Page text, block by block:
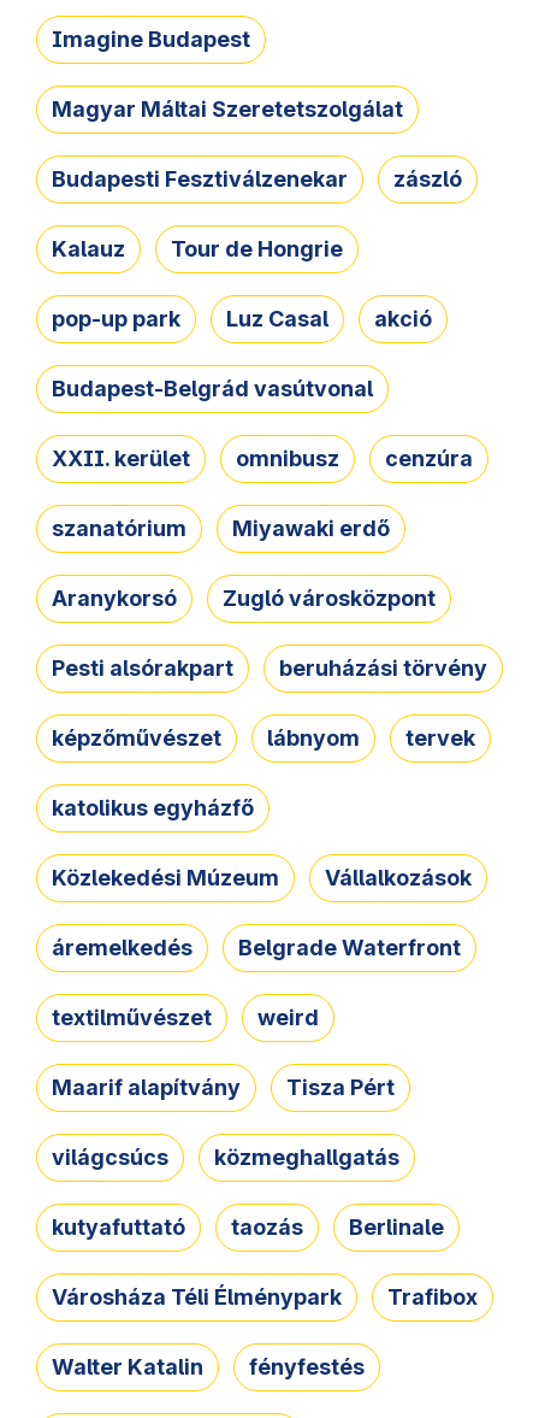
Imagine Budapest
Magyar Máltai Szeretetszolgálat
Budapesti Fesztiválzenekar zászló
Kalauz Tour de Hongrie
pop-up park Luz Casal akció
Budapest-Belgrád vasútvonal
XXII. kerület omnibusz cenzúra
szanatórium Miyawaki erdő
Aranykorsó Zugló városközpont
Pesti alsórakpart beruházási törvény
képzőművészet lábnyom tervek
katolikus egyházfő
Közlekedési Múzeum Vállalkozások
áremelkedés Belgrade Waterfront
textilművészet weird
Maarif alapítvány Tisza Pért
világcsúcs közmeghallgatás
kutyafuttató taozás Berlinale
Városháza Téli Élménypark Trafibox
Walter Katalin fényfestés